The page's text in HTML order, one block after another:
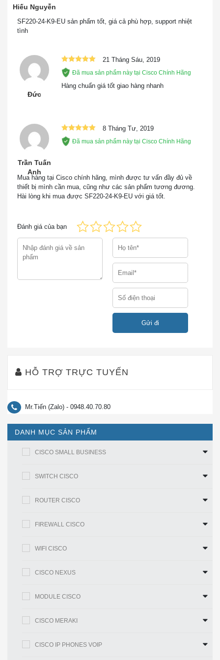
Cổng RJ-45
Cổng Uplink
Kết hợp 2 Gigabit Ethernet
Giao thức
cây Spanning
(STP)
Hội tụ nhanh bằng cách sử dụng
802.1w (Cây kéo dài nhanh [RSTP]),
được bật theo mặc định
cảng
nhóm với 16 cổng ứng cử viên cho mỗi
tập hợp liên kết 802.3ad (động)
Vlan
trong các Vlan
dựa trên thẻ SG200-08 và SG200-08P
Vlan dành riêng cho giọng nói và được
xử lý với các mức QoS phù hợp
Giao thức
quản lý nhóm
(IGMP) phiên
IGMP giới hạn lưu lượng truy cập phát
đa hướng băng thông chỉ cho những
người yêu cầu; hỗ trợ 256 nhóm phát
đa hướng (16 cho SG200-08 và
(vai trò xác
thực)
802.1X: Xác thực RADIUS, băm MD5
hạn số lượng địa chỉ MAC đã học
Kiểm soát
bão
Phát sóng, phát đa hướng, và unicast
Phòng chống
DoS
Mức độ ưu
Lập kế hoạch
Ưu tiên nghiêm ngặt và phân bổ vòng
bổ hàng đợi dựa trên điểm mã dịch vụ
(802.1p / CoS)
dựa trên cổng, ưu tiên / loại IP của IPv4
(DiffServ)
Giới hạn tỷ lệ
cổng
Môi trường
Hiếu Nguyễn
SF220-24-K9-EU sản phẩm tốt, giá cả phù hợp, support nhiệt
tình
Đức
Được xếp
hạng55
21 Tháng Sáu, 2019
Đã mua sản phẩm này tại Cisco Chính Hãng
Hàng chuẩn giá tốt giao hàng nhanh
Trần Tuấn
Anh
Được xếp
hạng55
8 Tháng Tư, 2019
Đã mua sản phẩm này tại Cisco Chính Hãng
Mua hàng tại Cisco chính hãng, mình được tư vấn đầy đủ về
thiết bị mình cần mua, cũng như các sản phẩm tương đương.
Hài lòng khi mua được SF220-24-K9-EU với giá tốt.
Đánh giá của bạn
HỖ TRỢ TRỰC TUYẾN
Mr.Tiến (Zalo) - 0948.40.70.80
DANH MỤC SẢN PHẨM
CISCO SMALL BUSINESS
SWITCH CISCO
ROUTER CISCO
FIREWALL CISCO
WIFI CISCO
CISCO NEXUS
MODULE CISCO
CISCO MERAKI
CISCO IP PHONES VOIP